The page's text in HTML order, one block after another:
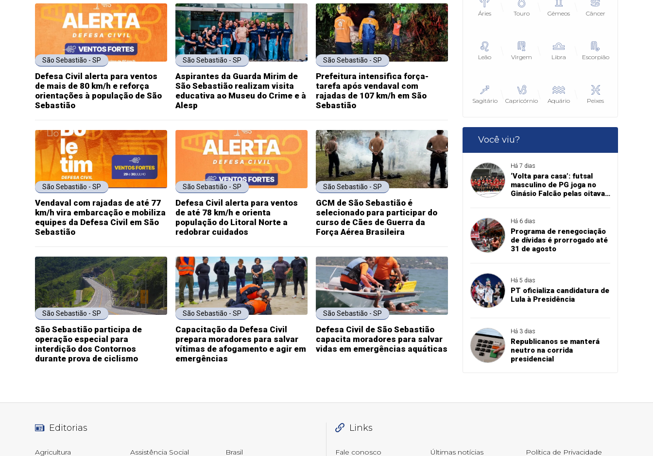
São Sebastião - SP
Defesa Civil alerta para ventos
de mais de 80 km/h e reforça
orientações à população de São
Sebastião
São Sebastião - SP
Aspirantes da Guarda Mirim de
São Sebastião realizam visita
educativa ao Museu do Crime e à
Alesp
São Sebastião - SP
Prefeitura intensifica força-
tarefa após vendaval com
rajadas de 107 km/h em São
Sebastião
São Sebastião - SP
Vendaval com rajadas de até 77
km/h vira embarcação e mobiliza
equipes da Defesa Civil em São
Sebastião
São Sebastião - SP
Defesa Civil alerta para ventos
de até 78 km/h e orienta
população do Litoral Norte a
redobrar cuidados
São Sebastião - SP
GCM de São Sebastião é
selecionado para participar do
curso de Cães de Guerra da
Força Aérea Brasileira
São Sebastião - SP
São Sebastião participa de
operação especial para
interdição dos Contornos
durante prova de ciclismo
São Sebastião - SP
Capacitação da Defesa Civil
prepara moradores para salvar
vítimas de afogamento e agir em
emergências
São Sebastião - SP
Defesa Civil de São Sebastião
capacita moradores para salvar
vidas em emergências aquáticas
Áries Touro Gêmeos Câncer
Leão Virgem Libra Escorpião
Sagitário Capricórnio Aquário Peixes
Você viu?
Há 7 dias
‘Volta para casa’: futsal
masculino de PG joga no
Ginásio Falcão pelas oitavas
Há 6 dias
Programa de renegociação
de dívidas é prorrogado até
31 de agosto
Há 5 dias
PT oficializa candidatura de
Lula à Presidência
Há 3 dias
Republicanos se manterá
neutro na corrida
presidencial
Editorias
Agricultura Assistência Social Brasil
Links
Fale conosco Últimas notícias Política de Privacidade